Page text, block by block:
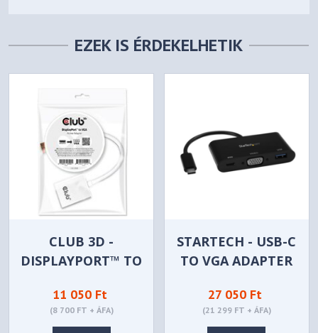
EZEK IS ÉRDEKELHETIK
CLUB 3D -
DISPLAYPORT™ TO
ADAPTER - CAC-
2003
11 050 Ft
(8 700 FT + ÁFA)
STARTECH - USB-C
TO VGA ADAPTER
PORT - USB-C
ADAPTER
27 050 Ft
(21 299 FT + ÁFA)